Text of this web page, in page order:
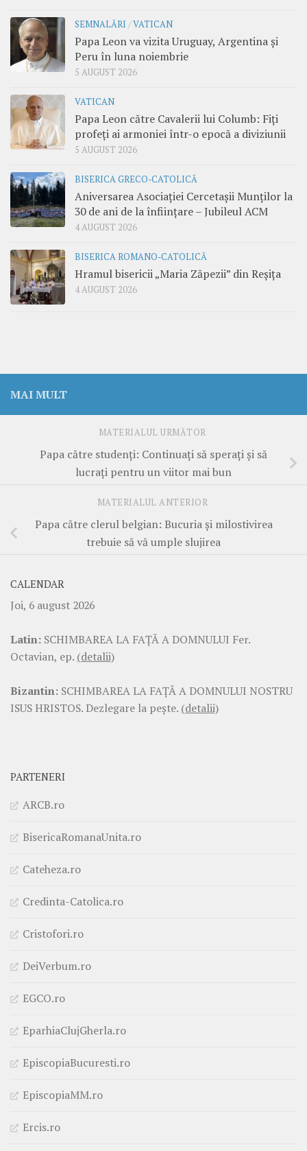
SEMNALĂRI /VATICAN
Papa Leon va vizita Uruguay, Argentina și
Peru în luna noiembrie
5 AUGUST 2026
VATICAN
Papa Leon către Cavalerii lui Columb: Fiți
profeți ai armoniei într-o epocă a diviziunii
5 AUGUST 2026
BISERICA GRECO-CATOLICĂ
Aniversarea Asociației Cercetașii Munților la
30 de ani de la înființare – Jubileul ACM
4 AUGUST 2026
BISERICA ROMANO-CATOLICĂ
Hramul bisericii „Maria Zăpezii” din Reșița
4 AUGUST 2026
MAI MULT
MATERIALUL URMĂTOR
Papa către studenți: Continuați să sperați și să
lucrați pentru un viitor mai bun
MATERIALUL ANTERIOR
Papa către clerul belgian: Bucuria și milostivirea
trebuie să vă umple slujirea
CALENDAR
Joi, 6 august 2026
Latin: SCHIMBAREA LA FAŢĂ A DOMNULUI Fer.
Octavian, ep. (detalii)
Bizantin: SCHIMBAREA LA FAŢĂ A DOMNULUI NOSTRU
ISUS HRISTOS. Dezlegare la pește. (detalii)
PARTENERI
ARCB.ro
BisericaRomanaUnita.ro
Cateheza.ro
Credinta-Catolica.ro
Cristofori.ro
DeiVerbum.ro
EGCO.ro
EparhiaClujGherla.ro
EpiscopiaBucuresti.ro
EpiscopiaMM.ro
Ercis.ro